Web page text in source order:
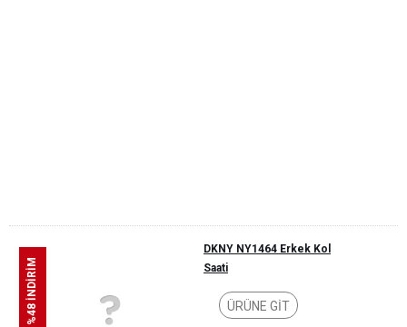
%48 İNDİRİM
DKNY NY1464 Erkek Kol
Saati
ÜRÜNE GİT